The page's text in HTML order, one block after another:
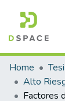
Communities
All of DSpace
Home